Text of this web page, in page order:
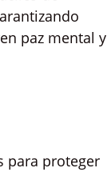
paz mental y
para proteger